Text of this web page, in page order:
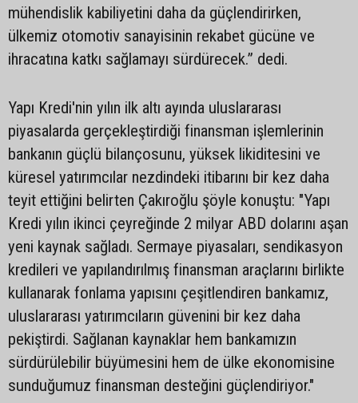
mühendislik kabiliyetini daha da güçlendirirken,
ülkemiz otomotiv sanayisinin rekabet gücüne ve
ihracatına katkı sağlamayı sürdürecek.” dedi.
Yapı Kredi'nin yılın ilk altı ayında uluslararası
piyasalarda gerçekleştirdiği finansman işlemlerinin
bankanın güçlü bilançosunu, yüksek likiditesini ve
küresel yatırımcılar nezdindeki itibarını bir kez daha
teyit ettiğini belirten Çakıroğlu şöyle konuştu: "Yapı
Kredi yılın ikinci çeyreğinde 2 milyar ABD dolarını aşan
yeni kaynak sağladı. Sermaye piyasaları, sendikasyon
kredileri ve yapılandırılmış finansman araçlarını birlikte
kullanarak fonlama yapısını çeşitlendiren bankamız,
uluslararası yatırımcıların güvenini bir kez daha
pekiştirdi. Sağlanan kaynaklar hem bankamızın
sürdürülebilir büyümesini hem de ülke ekonomisine
sunduğumuz finansman desteğini güçlendiriyor."